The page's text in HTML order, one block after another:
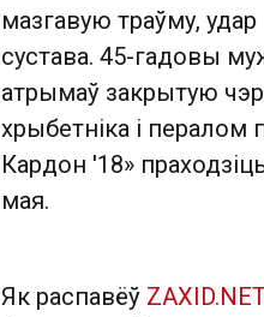
мазгавую траўму, удар
сустава. 45-гадовы
атрымаў закрытую
хрыбетніка і пералом
Кардон '18»
мая.
Як распавёў